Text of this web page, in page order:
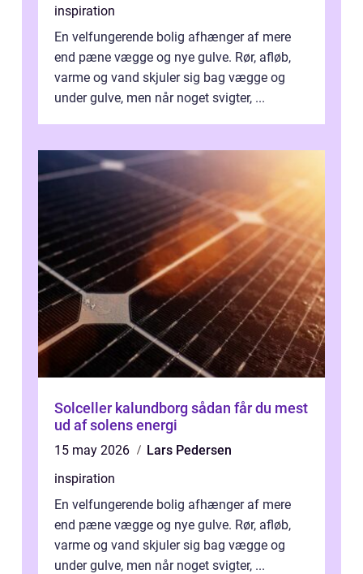
inspiration
En velfungerende bolig afhænger af mere
end pæne vægge og nye gulve. Rør, afløb,
varme og vand skjuler sig bag vægge og
under gulve, men når noget svigter, ...
Solceller kalundborg sådan får du mest
ud af solens energi
15 may 2026
Lars Pedersen
inspiration
En velfungerende bolig afhænger af mere
end pæne vægge og nye gulve. Rør, afløb,
varme og vand skjuler sig bag vægge og
under gulve, men når noget svigter, ...